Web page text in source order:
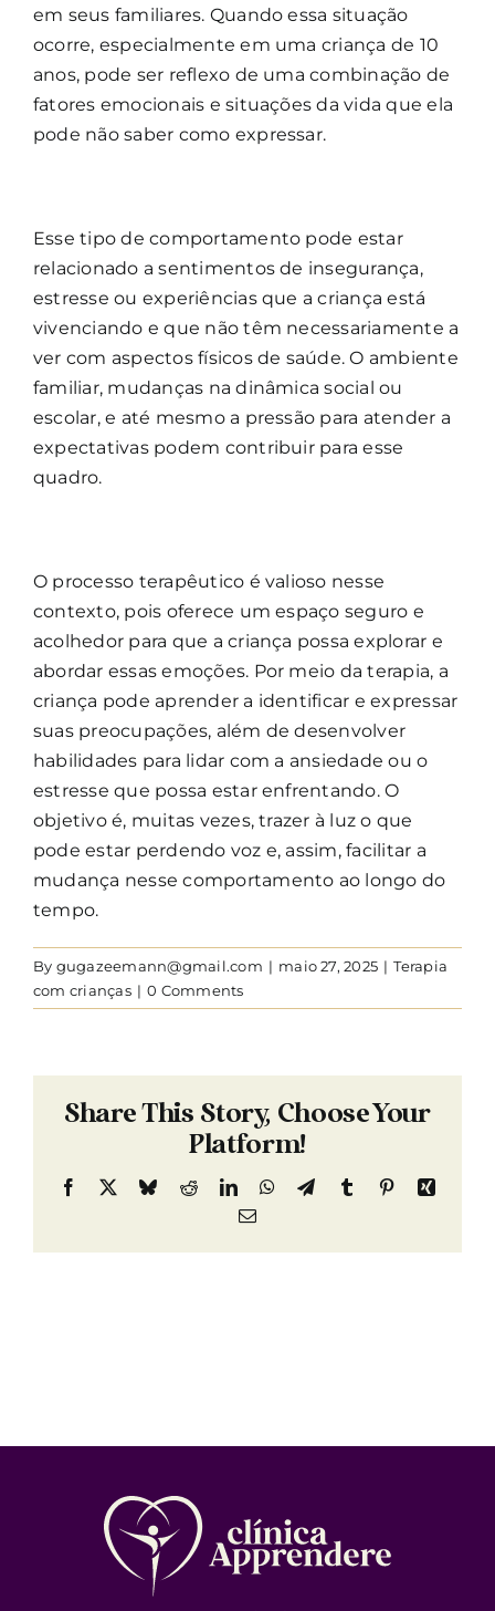
em seus familiares. Quando essa situação
ocorre, especialmente em uma criança de 10
anos, pode ser reflexo de uma combinação de
fatores emocionais e situações da vida que ela
pode não saber como expressar.
Esse tipo de comportamento pode estar
relacionado a sentimentos de insegurança,
estresse ou experiências que a criança está
vivenciando e que não têm necessariamente a
ver com aspectos físicos de saúde. O ambiente
familiar, mudanças na dinâmica social ou
escolar, e até mesmo a pressão para atender a
expectativas podem contribuir para esse
quadro.
O processo terapêutico é valioso nesse
contexto, pois oferece um espaço seguro e
acolhedor para que a criança possa explorar e
abordar essas emoções. Por meio da terapia, a
criança pode aprender a identificar e expressar
suas preocupações, além de desenvolver
habilidades para lidar com a ansiedade ou o
estresse que possa estar enfrentando. O
objetivo é, muitas vezes, trazer à luz o que
pode estar perdendo voz e, assim, facilitar a
mudança nesse comportamento ao longo do
tempo.
By gugazeemann@gmail.com | maio 27, 2025 | Terapia
com crianças | 0 Comments
Share This Story, Choose Your
Platform!
Facebook BlueskyRedditLinkedInWhatsApp
TelegramTumblr PinterestXing
Email